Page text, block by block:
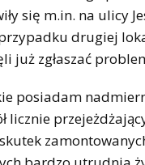
się m.in. na ulicy
drugiej
już zgłaszać
posiadam
licznie